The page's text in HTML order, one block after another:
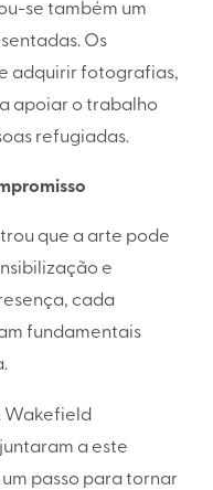
se também um
Os
adquirir fotografias,
apoiar o trabalho
refugiadas.
que a arte pode
e
cada
fundamentais
Wakefield
a este
passo para tornar